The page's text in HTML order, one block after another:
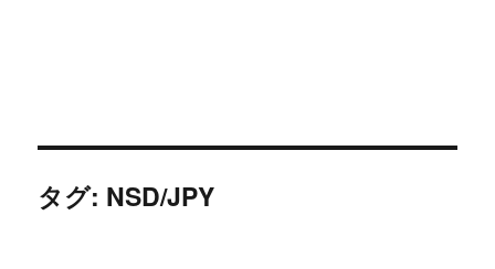
タグ: NSD/JPY